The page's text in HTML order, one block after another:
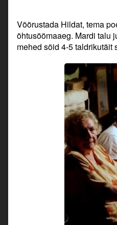
Võõrustada Hildat, tema
õhtusöömaaeg. Mardi talu
mehed sõid 4-5